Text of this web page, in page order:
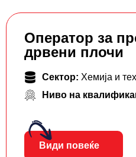
Оператор за
дрвени плочи
Сектор: Хемија и
Ниво на
Види повеќе